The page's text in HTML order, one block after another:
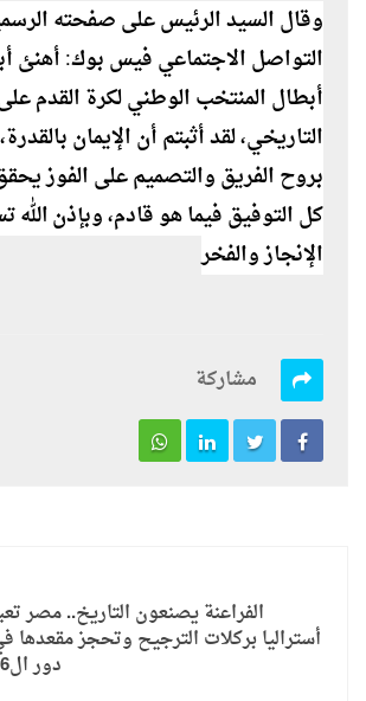
وقال السيد الرئيس على صفحته
التواصل الاجتماعي فيس بوك: أهنئ
أبطال المنتخب الوطني لكرة القدم
التاريخي، لقد أثبتم أن الإيمان
بروح الفريق والتصميم على الفوز
كل التوفيق فيما هو قادم، وبإذن الله
الإنجاز والفخر
مشاركة
الفراعنة يصنعون التاريخ.. مصر
أستراليا بركلات الترجيح وتحجز مقعدها
دور ال16